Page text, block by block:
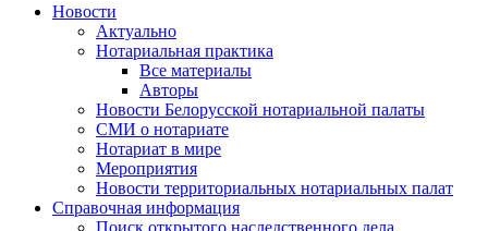
Новости
Актуально
Нотариальная практика
Все материалы
Авторы
Новости Белорусской нотариальной палаты
СМИ о нотариате
Нотариат в мире
Мероприятия
Новости территориальных нотариальных палат
Справочная информация
Поиск открытого наследственного дела